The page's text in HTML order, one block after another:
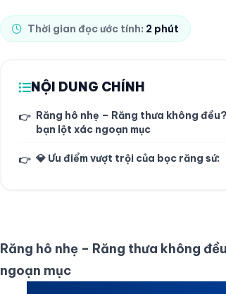
Thời gian đọc ước tính: 2 phút
NỘI DUNG CHÍNH
👉 Răng hô nhẹ – Răng thưa không
bạn lột xác ngoạn mục
👉 💎 Ưu điểm vượt trội của bọc răng sứ:
Răng hô nhẹ – Răng thưa không
ngoạn mục